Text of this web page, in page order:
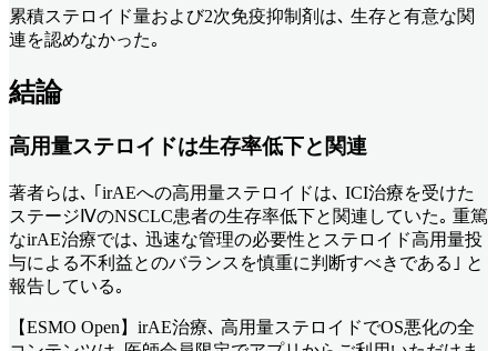
累積ステロイド量および2次免疫抑制剤は､ 生存と有意な関
連を認めなかった｡
結論
高用量ステロイドは生存率低下と関連
著者らは､ ｢irAEへの高用量ステロイドは､ ICI治療を受けた
ステージⅣのNSCLC患者の生存率低下と関連していた｡ 重篤
なirAE治療では､ 迅速な管理の必要性とステロイド高用量投
与による不利益とのバランスを慎重に判断すべきである｣ と
報告している｡
【ESMO Open】irAE治療､ 高用量ステロイドでOS悪化の全